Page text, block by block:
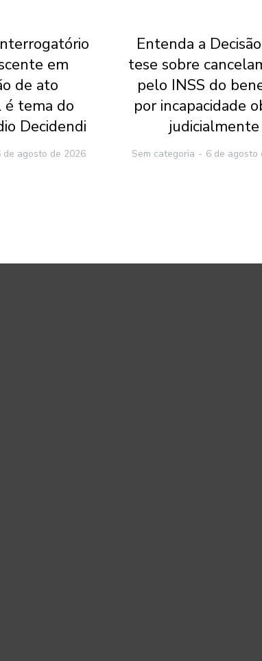
em
de ato
é tema do
Decidendi
de agosto de 2026
Entenda a
tese sobre
pelo INSS do
por incapacidade
judicialmente
Sem categoria 6 de agosto